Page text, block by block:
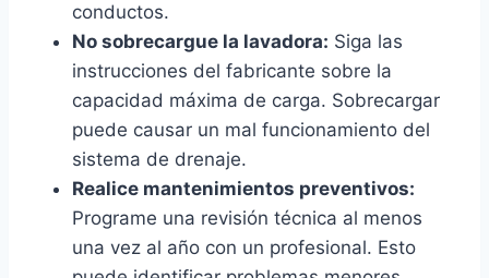
conductos.
No sobrecargue la lavadora: Siga las
instrucciones del fabricante sobre la
capacidad máxima de carga. Sobrecargar
puede causar un mal funcionamiento del
sistema de drenaje.
Realice mantenimientos preventivos:
Programe una revisión técnica al menos
una vez al año con un profesional. Esto